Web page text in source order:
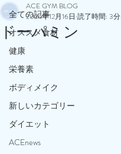
全ての記事
オススメ食材
健康
栄養素
ボディメイク
新しいカテゴリー
ダイエット
ACEnews
ドーパミン
ACE GYM BLOG
2024年12月16日 読了時間: 3分